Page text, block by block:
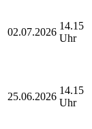
02.07.2026
14.15
Uhr
25.06.2026
14.15
Uhr